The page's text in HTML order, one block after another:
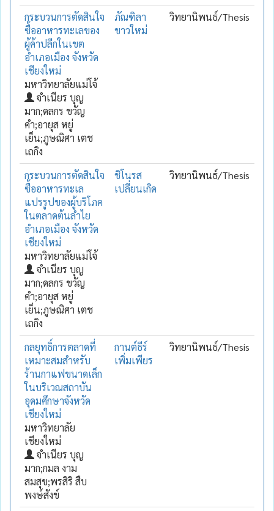
กระบวนการตัดสินใจ
ซื้ออาหารทะเลของ
ผู้ค้าปลีกในเขต
อำเภอเมือง จังหวัด
เชียงใหม่
มหาวิทยาลัยแม่โจ้
จำเนียร บุญ
มาก;ดลกร ขวัญ
คำ;อายุส หยู่
เย็น;ภูษณิศา เตช
เถกิง
ภัณฑิลา
ขาวใหม่
วิทยานิพนธ์/Thesis
กระบวนการตัดสินใจ
ซื้ออาหารทะเล
แปรรูปของผู้บริโภค
ในตลาดต้นลำไย
อำเภอเมือง จังหวัด
เชียงใหม่
มหาวิทยาลัยแม่โจ้
จำเนียร บุญ
มาก;ดลกร ขวัญ
คำ;อายุส หยู่
เย็น;ภูษณิศา เตช
เถกิง
ชิโนรส
เปลี่ยนเกิด
วิทยานิพนธ์/Thesis
กลยุทธิ์การตลาดที่
เหมาะสมสำหรับ
ร้านกาแฟขนาดเล็ก
ในบริเวณสถาบัน
อุดมศึกษาจังหวัด
เชียงใหม่
มหาวิทยาลัย
เชียงใหม่
จำเนียร บุญ
มาก;กมล งาม
สมสุข;พรสิริ สืบ
พงษ์สังข์
กานต์ธีร์
เพิ่มเพียร
วิทยานิพนธ์/Thesis